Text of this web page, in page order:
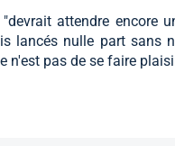
attendre encore
lancés nulle part sans
n'est pas de se faire